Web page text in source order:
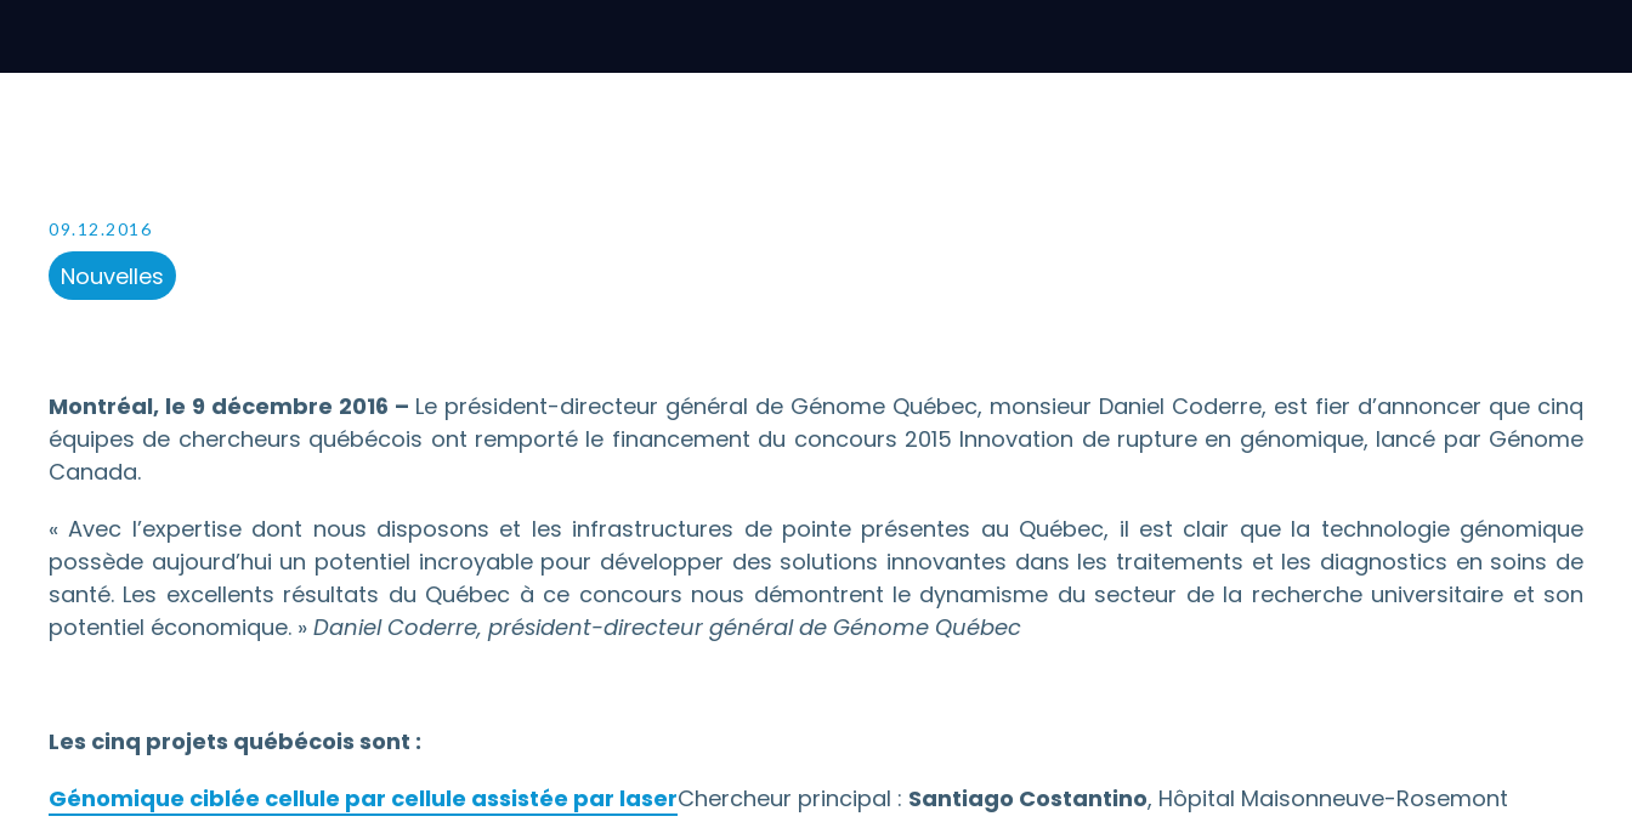
09.12.2016
Nouvelles
Montréal, le 9 décembre 2016 – Le président-directeur général de Génome Québec, monsieur Daniel Coderre, est fier d’annoncer que cinq
équipes de chercheurs québécois ont remporté le financement du concours 2015 Innovation de rupture en génomique, lancé par Génome
Canada.
« Avec l’expertise dont nous disposons et les infrastructures de pointe présentes au Québec, il est clair que la technologie génomique
possède aujourd’hui un potentiel incroyable pour développer des solutions innovantes dans les traitements et les diagnostics en soins de
santé. Les excellents résultats du Québec à ce concours nous démontrent le dynamisme du secteur de la recherche universitaire et son
potentiel économique. » Daniel Coderre, président-directeur général de Génome Québec
Les cinq projets québécois sont :
Génomique ciblée cellule par cellule assistée par laserChercheur principal : Santiago Costantino, Hôpital Maisonneuve-Rosemont